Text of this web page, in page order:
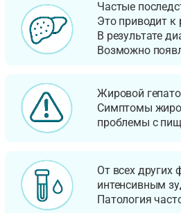
Частые
Это приводит
В результате
Возможно
Жировой
Симптомы
проблемы с
От всех других
интенсивным
Патология